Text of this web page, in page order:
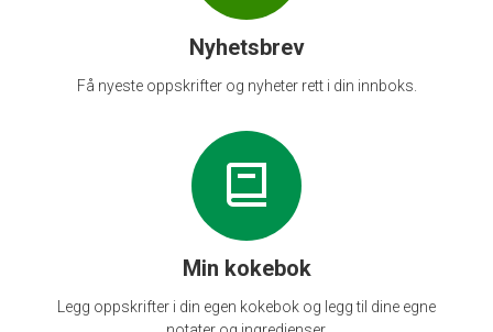
Nyhetsbrev
Få nyeste oppskrifter og nyheter rett i din innboks.
Min kokebok
Legg oppskrifter i din egen kokebok og legg til dine egne